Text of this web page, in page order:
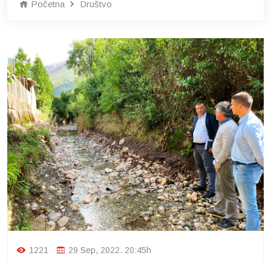
Početna Društvo
1221 29 Sep, 2022. 20:45h